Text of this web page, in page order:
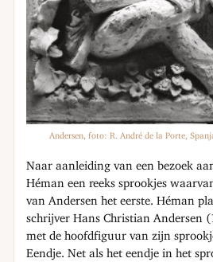
Andersen, foto: R. André de la Porte,
Naar aanleiding van een bezoek
Héman een reeks sprookjes
van Andersen het eerste. Héman
schrijver Hans Christian Andersen
met de hoofdfiguur van zijn
Eendje. Net als het eendje in het